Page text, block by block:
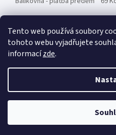
Tento web používá soubory
tohoto webu vyjadřujete
informacízde.
Zásilkovna - platba předem 89
Osobní odběr ZDARMA.